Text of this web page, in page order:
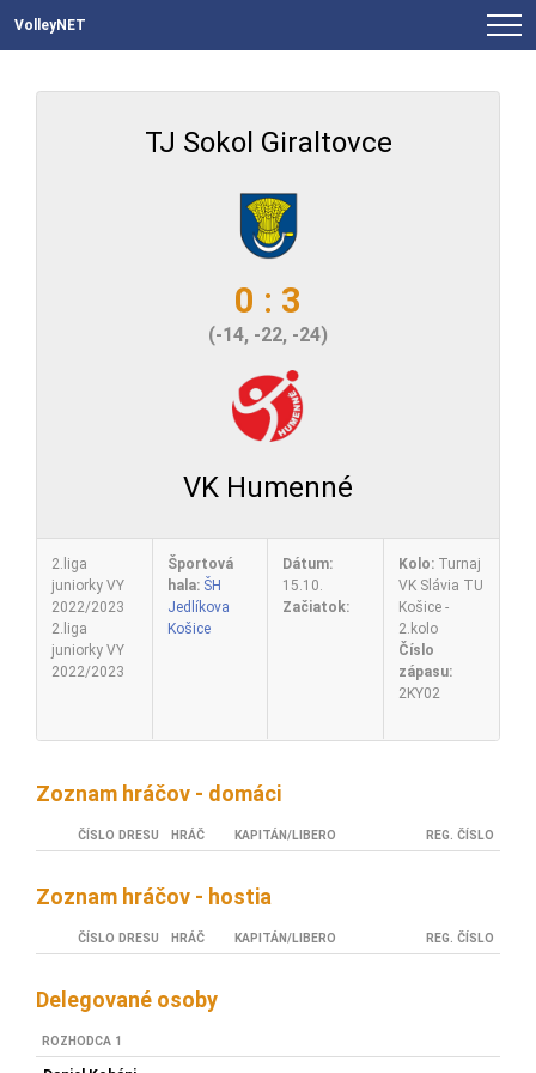
VolleyNET
TJ Sokol Giraltovce
0 : 3
(-14, -22, -24)
VK Humenné
2.liga
juniorky VY
2022/2023
2.liga
juniorky VY
2022/2023
Športová
hala: ŠH
Jedlíkova
Košice
Dátum:
15.10.
Začiatok:
Kolo:Turnaj
VK Slávia TU
Košice -
2.kolo
Číslo
zápasu:
2KY02
Zoznam hráčov - domáci
ČÍSLO DRESU HRÁČ KAPITÁN/LIBERO REG. ČÍSLO
Zoznam hráčov - hostia
ČÍSLO DRESU HRÁČ KAPITÁN/LIBERO REG. ČÍSLO
Delegované osoby
ROZHODCA 1